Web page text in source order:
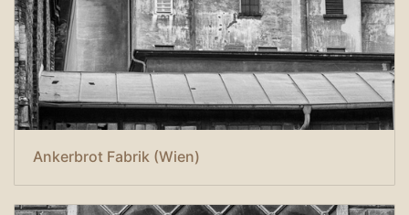
Ankerbrot Fabrik (Wien)